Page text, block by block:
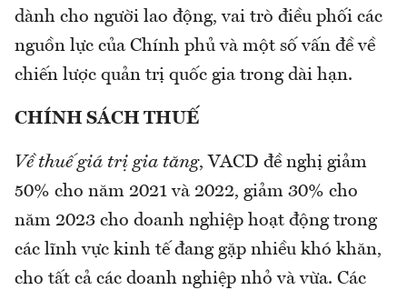
dành cho người lao động, vai trò điều phối các
nguồn lực của Chính phủ và một số vấn đề về
chiến lược quản trị quốc gia trong dài hạn.
CHÍNH SÁCH THUẾ
Về thuế giá trị gia tăng, VACD đề nghị giảm
50% cho năm 2021 và 2022, giảm 30% cho
năm 2023 cho doanh nghiệp hoạt động trong
các lĩnh vực kinh tế đang gặp nhiều khó khăn,
cho tất cả các doanh nghiệp nhỏ và vừa. Các